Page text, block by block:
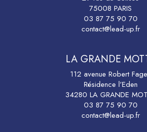
75008 PARIS
03 87 75 90 70
contact@lead-up.fr
LA GRANDE
112 avenue Robert
Résidence l’Eden
34280 LA GRANDE
03 87 75 90 70
contact@lead-up.fr